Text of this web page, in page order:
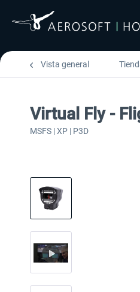
Vista general
Virtual Fly -
MSFS | XP | P3D